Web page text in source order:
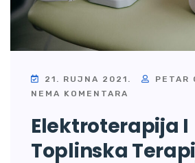
21. RUJNA 2021.
PETAR
NEMA KOMENTARA
Elektroterapija I
Toplinska